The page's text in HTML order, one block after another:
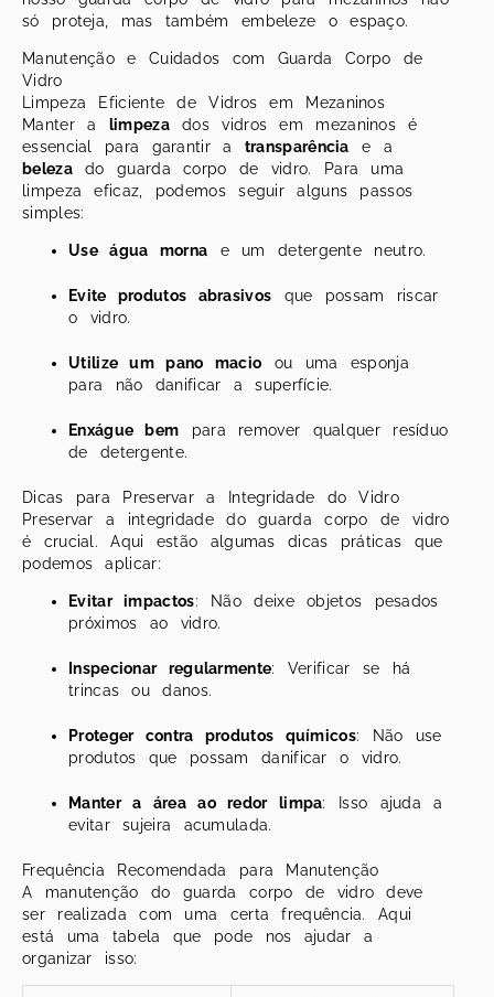
só proteja, mas também embeleze o espaço.
Manutenção e Cuidados com Guarda Corpo de
Vidro
Limpeza Eficiente de Vidros em Mezaninos
Manter a limpezados vidros em mezaninos é
essencial para garantir a transparência e a
belezado guarda corpo de vidro. Para uma
limpeza eficaz, podemos seguir alguns passos
simples:
Use água morna e um detergente neutro.
Evite produtos abrasivos que possam riscar
o vidro.
Utilize um pano macio ou uma esponja
para não danificar a superfície.
Enxágue bem para remover qualquer resíduo
de detergente.
Dicas para Preservar a Integridade do Vidro
Preservar a integridade do guarda corpo de vidro
é crucial. Aqui estão algumas dicas práticas que
podemos aplicar:
Evitar impactos: Não deixe objetos pesados
próximos ao vidro.
Inspecionar regularmente: Verificar se há
trincas ou danos.
Proteger contra produtos químicos: Não use
produtos que possam danificar o vidro.
Manter a área ao redor limpa: Isso ajuda a
evitar sujeira acumulada.
Frequência Recomendada para Manutenção
A manutenção do guarda corpo de vidro deve
ser realizada com uma certa frequência. Aqui
está uma tabela que pode nos ajudar a
organizar isso: